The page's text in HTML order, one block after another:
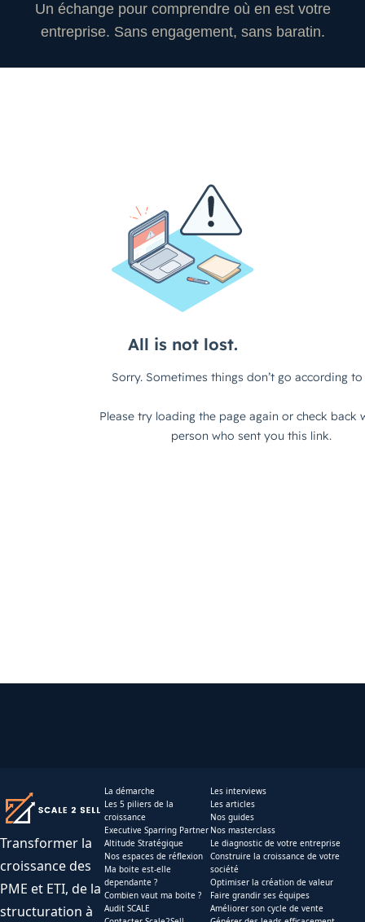
Un échange pour comprendre où en est votre
entreprise. Sans engagement, sans baratin.
Transformer la
croissance des
PME et ETI, de la
structuration à
La démarche
Les 5 piliers de la
croissance
Executive Sparring Partner
Altitude Stratégique
Nos espaces de réflexion
Ma boite est-elle
dependante ?
Combien vaut ma boite ?
Audit SCALE
Les interviews
Les articles
Nos guides
Nos masterclass
Le diagnostic de votre entreprise
Construire la croissance de votre
société
Optimiser la création de valeur
Faire grandir ses équipes
Améliorer son cycle de vente